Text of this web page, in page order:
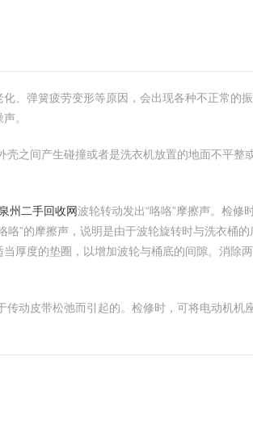
、弹簧疲劳变形等原因，会出现各种不正常的
。
壳之间产生碰撞或者是洗衣机放置的地面不平
州二手回收网波轮转动发出“咯咯”摩擦声。检修
”的摩擦声，说明是由于波轮旋转时与洗衣桶的
厚度的垫圈，以增加波轮与桶底的间隙。消除
传动皮带松弛而引起的。检修时，可将电动机